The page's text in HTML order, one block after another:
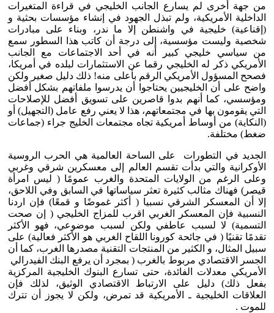
من جهة أخرى لم يسارع الجانب الخليجي في قراءة المتغيرات
الداخلية الأمريكية، ولم تبذل الجهود في إنشاء مؤسسات بحثية و
(إقناعية) خليجية في واشنطن إلا ما ندر، وبناء على مبادرات
شخصية وليست مؤسسية، إلى درجة أن كاتب هذا السطور سمع
من سياسي خليجي كبير أنه في أحد الاجتماعات مع الجانب
الأمريكي ذكر له الخليجي رقما عن الاستثمارات لبلده في أمريكا،
فصحح المسؤول الأمريكي الرقم بأعلى منه! ذلك دليل صغير ولكن
واضح على أن الخليجيين يحتاجوا أن يدرسوا ملفاتهم بشكل أفضل
ومؤسسي، كما أنهم بدوا قاصرين على تسويق أفضل للإصلاحات
التي يقومون بها في مجتمعاتهم، هذا لا يعني رفع عامل (التجهيل) أو
(النكاية) من أوساط أمريكية تجاه مجتمعات الخليج جراء (جماعات
ضغط) مختلفة.
الجديد في التطورات على الساحة العالمية هي الحرب الروسية
الأوكرانية والتي بدأت تقسم العالم إلى معسكرين شرقي وغربي
وعلى الرغم من الولايات المتحدة والغرب عمومًا ( ليس امرأة
قيصر) فهناك مثالب كثيرة تعثر سياساتها في السابق وفي اللاحق،
إلا أن المعسكر الشرقي نسبيا ( أكثر غموضًا و قمعًا) فإن اردنا
النسبية فإن المعسكر الغربي اقرب للمزاج الخليجي ( إن صحت
التسمية) لا لسبب عاطفي ولكن لسبب موضوعي، فهو الأكثر
تقدمًا تقنيًا ( في جائحة كورونا اللقاح الغربي هو الأكثر فعالية) على
سبيل المثال، و الكثير من المنتجات التقنية مصدرها الغرب، كما أن
الجسر الاقتصادي مربوط بالغرب ( بمجرد أن يرفع البنك الفيدرالي
الأمريكي معدلات الفائدة، حتى تسارع البنوك الخليجية المركزية
بفعل ذلك) دليل على الارتباط الاقتصادي الوثيق، لذلك فإن
العلاقات الخليجية ـ الأمريكية قد تمرض، ولكن لا يجوز أن تترك
للموت .